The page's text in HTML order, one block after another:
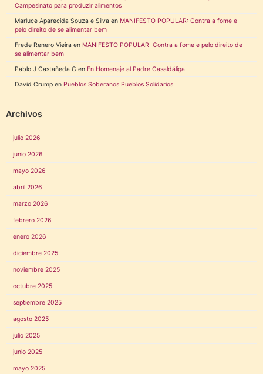
Campesinato para produzir alimentos
Marluce Aparecida Souza e Silva en MANIFESTO POPULAR: Contra a fome e
pelo direito de se alimentar bem
Frede Renero Vieira en MANIFESTO POPULAR: Contra a fome e pelo direito de
se alimentar bem
Pablo J Castañeda C en En Homenaje al Padre Casaldáliga
David Crump en Pueblos Soberanos Pueblos Solidarios
Archivos
julio 2026
junio 2026
mayo 2026
abril 2026
marzo 2026
febrero 2026
enero 2026
diciembre 2025
noviembre 2025
octubre 2025
septiembre 2025
agosto 2025
julio 2025
junio 2025
mayo 2025